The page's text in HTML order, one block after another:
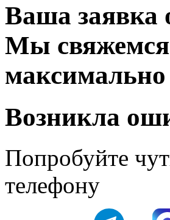
Ваша заявка
Мы
Возникла
Попробуйте
телефону